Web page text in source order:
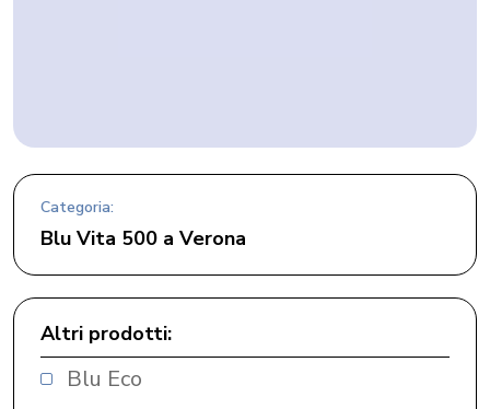
Categoria:
Blu Vita 500 a Verona
Altri prodotti:
Blu Eco